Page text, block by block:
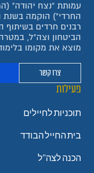
עמותת "נצח יהודה"
רבנים חרדים בשיתוף
הביטחון וצה"ל,
מוצא את מקומו
צרו קשר
פעילות
תוכניות לחיילים
בית החייל הבודד
הכנה לצה"ל